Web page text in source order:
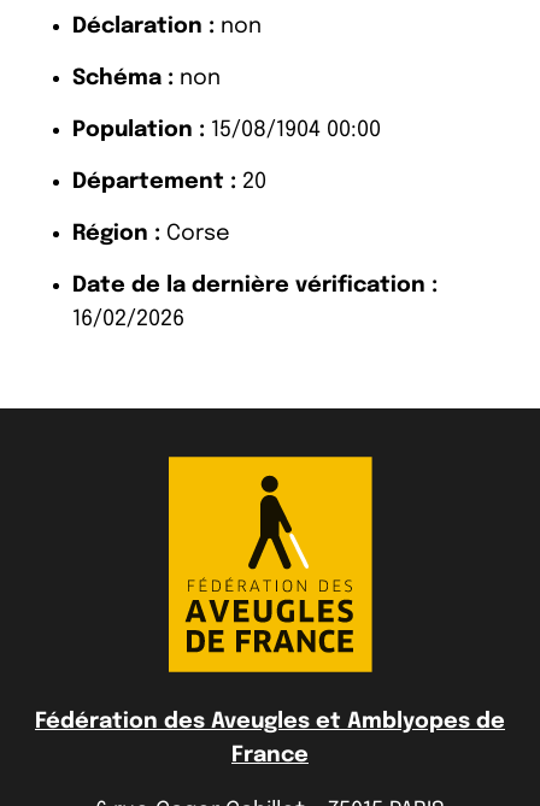
Déclaration : non
Schéma : non
Population : 15/08/1904 00:00
Département : 20
Région : Corse
Date de la dernière vérification :
16/02/2026
Fédération des Aveugles et Amblyopes de
France